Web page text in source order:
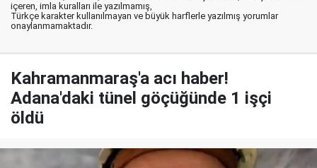
içeren, imla kuralları ile yazılmamış,
Türkçe karakter kullanılmayan ve büyük harflerle yazılmış yorumlar
onaylanmamaktadır.
Kahramanmaraş'a acı haber!
Adana'daki tünel göçüğünde 1 işçi
öldü